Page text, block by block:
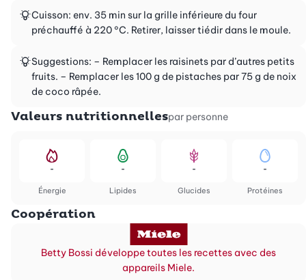
Cuisson: env. 35 min sur la grille inférieure du four
préchauffé à 220 °C. Retirer, laisser tiédir dans le moule.
Suggestions: – Remplacer les raisinets par d’autres petits
fruits. – Remplacer les 100 g de pistaches par 75 g de noix
de coco râpée.
Valeurs nutritionnellespar personne
Énergie
-
Lipides
-
Glucides
-
Protéines
-
Coopération
Betty Bossi développe toutes les recettes avec des
appareils Miele.